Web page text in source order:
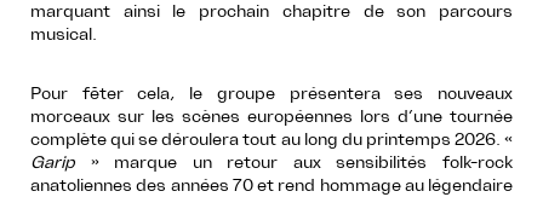
marquant ainsi le prochain chapitre de son parcours
musical.
Pour fêter cela, le groupe présentera ses nouveaux
morceaux sur les scènes européennes lors d’une tournée
complète qui se déroulera tout au long du printemps 2026. «
Garip » marque un retour aux sensibilités folk-rock
anatoliennes des années 70 et rend hommage au légendaire